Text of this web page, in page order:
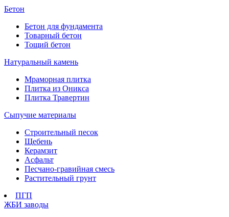
Бетон
Бетон для фундамента
Товарный бетон
Тощий бетон
Натуральный камень
Мраморная плитка
Плитка из Оникса
Плитка Травертин
Сыпучие материалы
Строительный песок
Щебень
Керамзит
Асфальт
Песчано-гравийная смесь
Растительный грунт
ПГП
ЖБИ заводы